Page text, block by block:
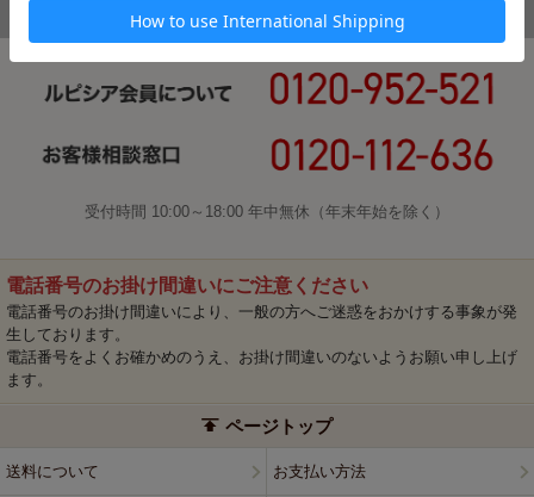
受付時間 10:00～18:00 年中無休（年末年始を除く）
電話番号のお掛け間違いにご注意ください
電話番号のお掛け間違いにより、一般の方へご迷惑をおかけする事象が発
生しております。
電話番号をよくお確かめのうえ、お掛け間違いのないようお願い申し上げ
ます。
ページトップ
送料について お支払い方法